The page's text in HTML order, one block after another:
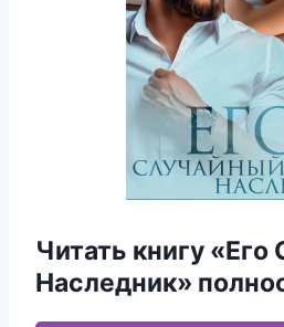
Читать книгу
Наследник»